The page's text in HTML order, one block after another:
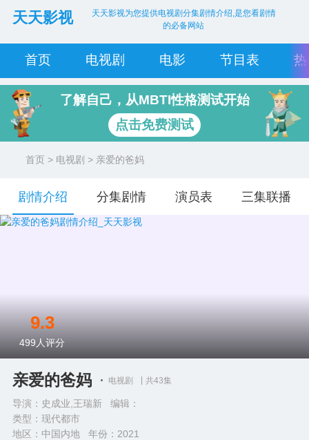
天天影视
天天影视为您提供电视剧分集剧情介绍,是您看剧情
的必备网站
首页 电视剧 电影 节目表
了解自己，从MBTI性格测试开始
点击免费测试
首页 > 电视剧 > 亲爱的爸妈
剧情介绍 分集剧情 演员表 三集联播
亲爱的爸妈 电视剧 共43集
导演：史成业,王瑞新 编辑：
类型： 现代都市
地区：中国内地 年份： 2021
9.3
499 人评分